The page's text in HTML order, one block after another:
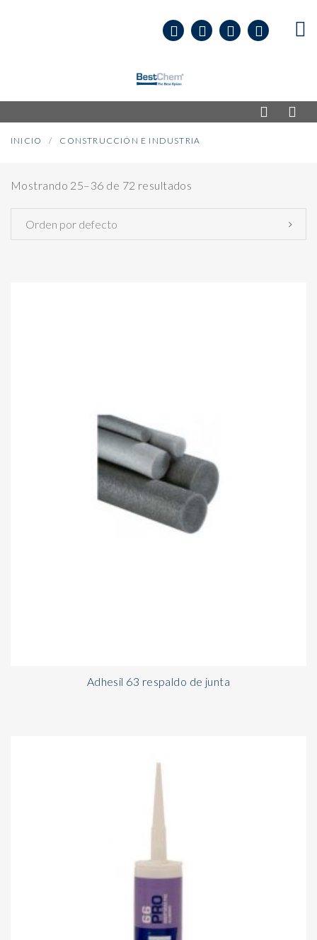
INICIO CONSTRUCCIÓN E INDUSTRIA
Mostrando 25–36 de 72 resultados
Adhesil 63 respaldo de junta